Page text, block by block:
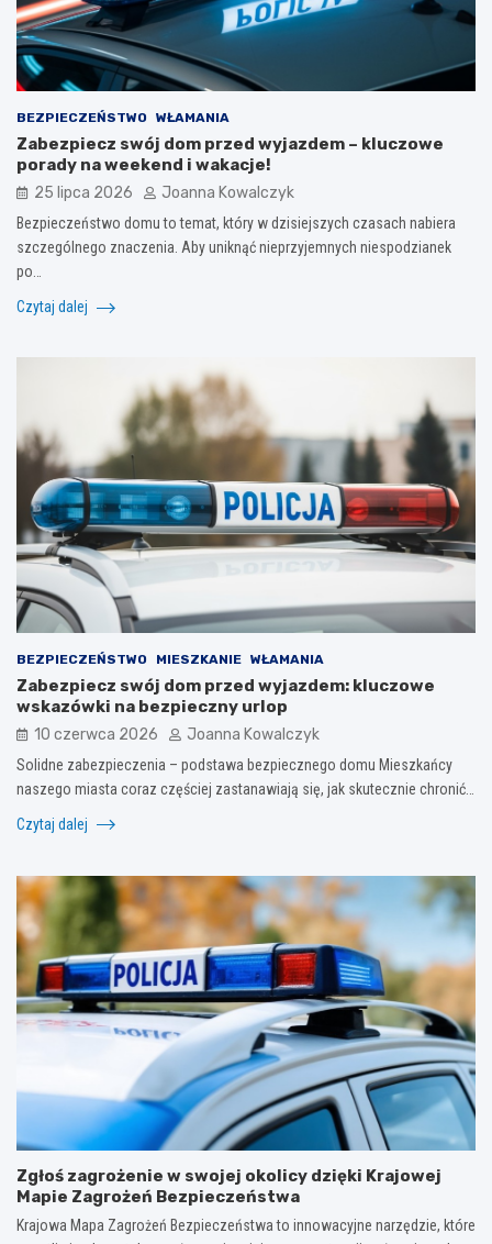
BEZPIECZEŃSTWO WŁAMANIA
Zabezpiecz swój dom przed wyjazdem – kluczowe
porady na weekend i wakacje!
25 lipca 2026 Joanna Kowalczyk
Bezpieczeństwo domu to temat, który w dzisiejszych czasach nabiera
szczególnego znaczenia. Aby uniknąć nieprzyjemnych niespodzianek
po…
Czytaj dalej
BEZPIECZEŃSTWO MIESZKANIE WŁAMANIA
Zabezpiecz swój dom przed wyjazdem: kluczowe
wskazówki na bezpieczny urlop
10 czerwca 2026 Joanna Kowalczyk
Solidne zabezpieczenia – podstawa bezpiecznego domu Mieszkańcy
naszego miasta coraz częściej zastanawiają się, jak skutecznie chronić…
Czytaj dalej
Zgłoś zagrożenie w swojej okolicy dzięki Krajowej
Mapie Zagrożeń Bezpieczeństwa
Krajowa Mapa Zagrożeń Bezpieczeństwa to innowacyjne narzędzie, które